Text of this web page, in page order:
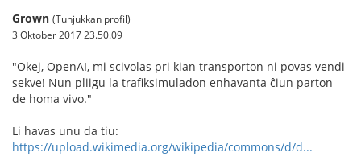
Grown (Tunjukkan profil)
3 Oktober 2017 23.50.09
"Okej, OpenAI, mi scivolas pri kian transporton ni povas vendi
sekve! Nun pliigu la trafiksimuladon enhavanta ĉiun parton
de homa vivo."
Li havas unu da tiu:
https://upload.wikimedia.org/wikipedia/commons/d/d...